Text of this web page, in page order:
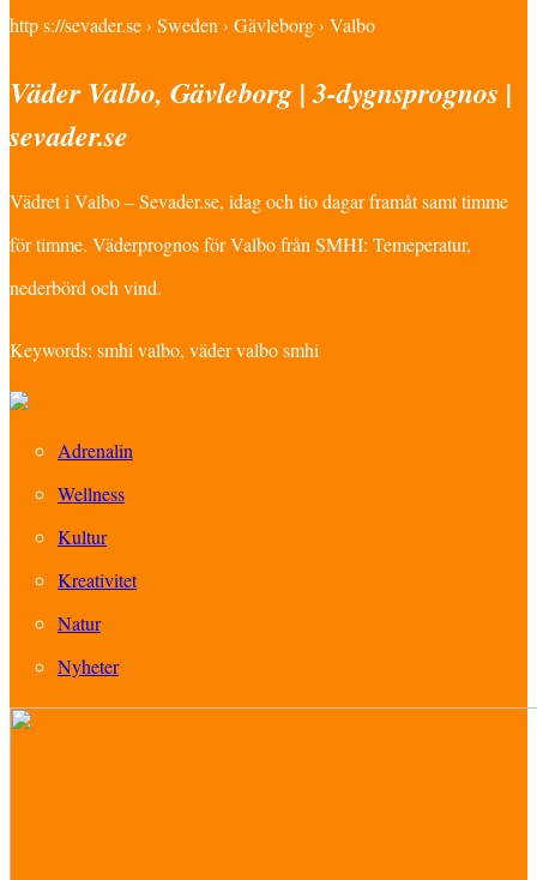
http s://sevader.se › Sweden › Gävleborg › Valbo
Väder Valbo, Gävleborg | 3-dygnsprognos |
sevader.se
Vädret i Valbo – Sevader.se, idag och tio dagar framåt samt timme
för timme. Väderprognos för Valbo från SMHI: Temeperatur,
nederbörd och vind.
Keywords: smhi valbo, väder valbo smhi
Adrenalin
Wellness
Kultur
Kreativitet
Natur
Nyheter